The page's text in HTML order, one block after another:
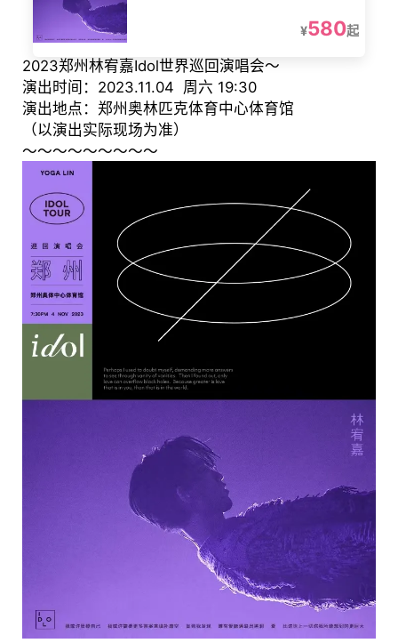
¥580起
2023郑州林宥嘉Idol世界巡回演唱会～
演出时间：2023.11.04 周六 19:30
演出地点：郑州奥林匹克体育中心体育馆
（以演出实际现场为准）
～～～～～～～～～